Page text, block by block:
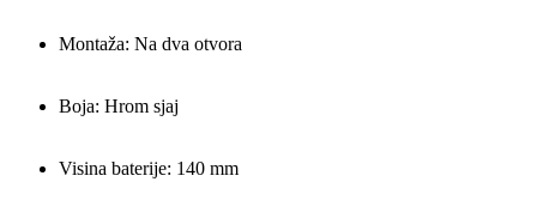
Montaža: Na dva otvora
Boja: Hrom sjaj
Visina baterije: 140 mm